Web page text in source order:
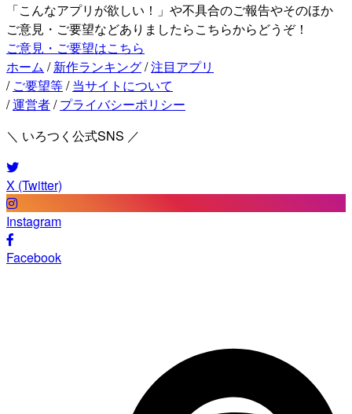
「こんなアプリが欲しい！」や不具合のご報告やそのほか
ご意見・ご要望などありましたらこちらからどうぞ！
ご意見・ご要望はこちら
ホーム / 新作ランキング/注目アプリ
/ ご要望等/ 当サイトについて
/運営者/ プライバシーポリシー
＼ いろつく公式SNS ／
X (Twitter)
Instagram
Facebook